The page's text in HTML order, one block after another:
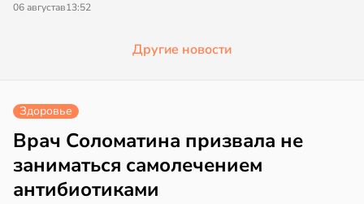
06 августав13:52
Другие новости
Здоровье
Врач Соломатина призвала не
заниматься самолечением
антибиотиками